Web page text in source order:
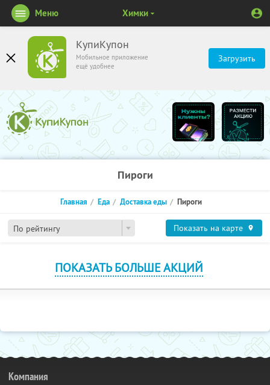
КупиКупон
Мобильное приложение
ещё удобнее
Загрузить
Меню Химки
Пироги
По рейтингу
Главная Еда Доставка еды Пироги
Показать на карте
ПОКАЗАТЬ БОЛЬШЕ АКЦИЙ
Компания